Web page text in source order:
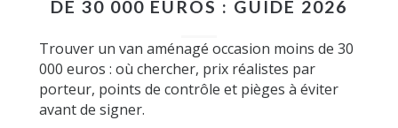
DE 30 000 EUROS : GUIDE 2026
Trouver un van aménagé occasion moins de 30
000 euros : où chercher, prix réalistes par
porteur, points de contrôle et pièges à éviter
avant de signer.